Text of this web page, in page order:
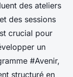
des ateliers
des sessions
crucial pour
un
#Avenir,
structuré en